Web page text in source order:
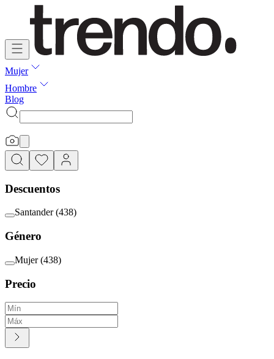
Mujer
Hombre
Blog
Descuentos
Santander (438)
Género
Mujer (438)
Precio